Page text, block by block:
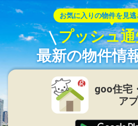
お気に入りの物件を見逃
プッシュ
最新の物件情
goo住宅
ア